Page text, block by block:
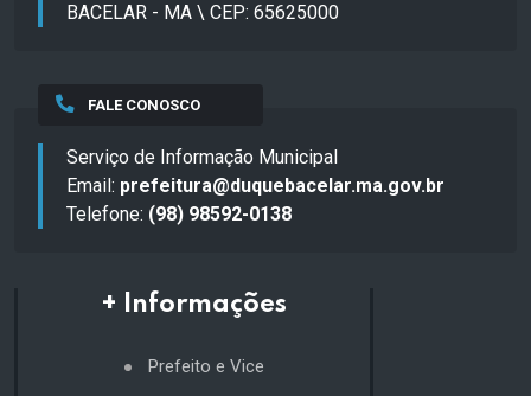
BACELAR - MA \ CEP: 65625000
FALE CONOSCO
Serviço de Informação Municipal
Email: prefeitura@duquebacelar.ma.gov.br
Telefone: (98) 98592-0138
+ Informações
Prefeito e Vice